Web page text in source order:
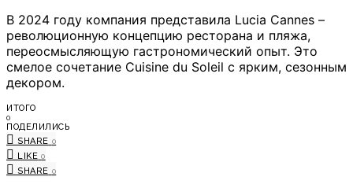
В 2024 году компания представила Lucia Cannes –
революционную концепцию ресторана и пляжа,
переосмысляющую гастрономический опыт. Это
смелое сочетание Cuisine du Soleil с ярким, сезонным
декором.
ИТОГО
0
ПОДЕЛИЛИСЬ
SHARE 0
LIKE 0
SHARE 0